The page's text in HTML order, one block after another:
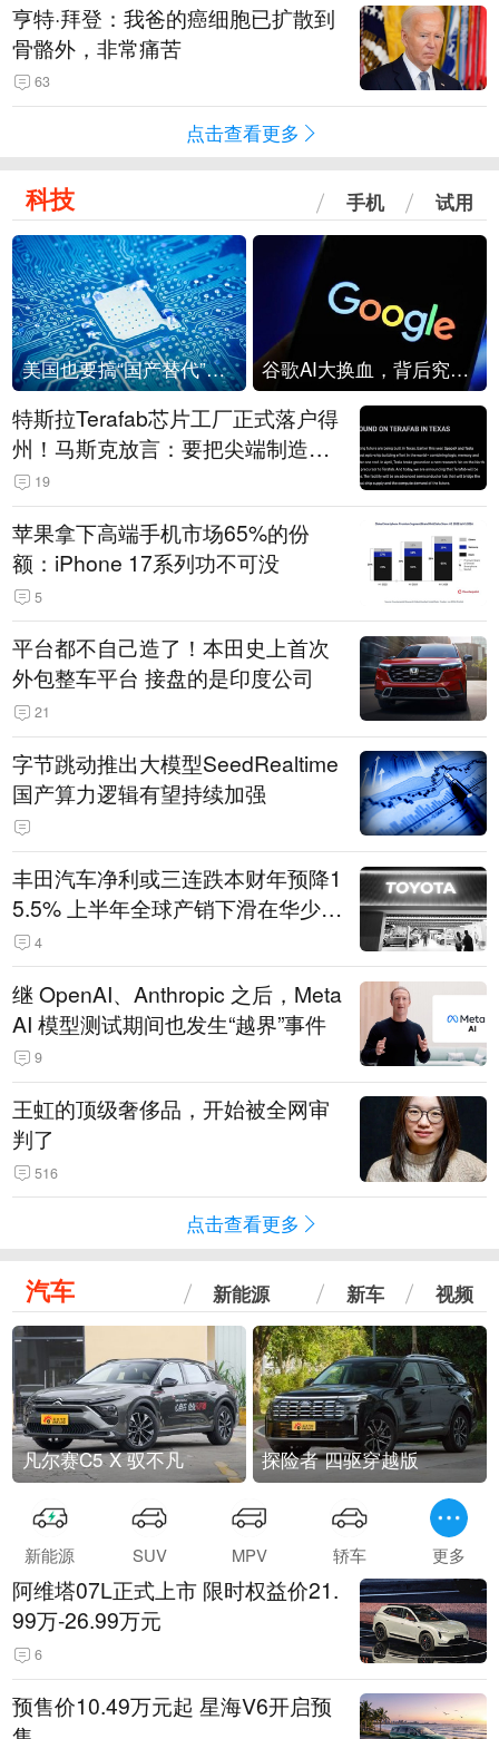
亨特·拜登：我爸的癌细胞已扩散到
骨骼外，非常痛苦
63
点击查看更多
科技 手机 试用
美国也要搞“国产替代”？先算清三笔账 谷歌AI大换血，背后究竟发生了什么？
特斯拉Terafab芯片工厂正式落户得
州！马斯克放言：要把尖端制造带
回美国
19
苹果拿下高端手机市场65%的份
额：iPhone 17系列功不可没
5
平台都不自己造了！本田史上首次
外包整车平台 接盘的是印度公司
21
字节跳动推出大模型SeedRealtime
国产算力逻辑有望持续加强
丰田汽车净利或三连跌本财年预降1
5.5% 上半年全球产销下滑在华少卖
14.3万辆
4
继 OpenAI、Anthropic 之后，Meta
AI 模型测试期间也发生“越界”事件
9
王虹的顶级奢侈品，开始被全网审
判了
516
点击查看更多
汽车 新能源 新车 视频
凡尔赛C5 X 驭不凡 探险者 四驱穿越版
新能源 SUV MPV 轿车 更多
阿维塔07L正式上市 限时权益价21.
99万-26.99万元
6
预售价10.49万元起 星海V6开启预